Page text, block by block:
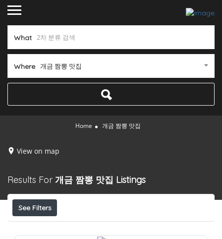
What
Where 개금 짬뽕 맛집
Home 개금 짬뽕 맛집
View on map
Results For 개금 짬뽕 맛집 Listings
See Filters